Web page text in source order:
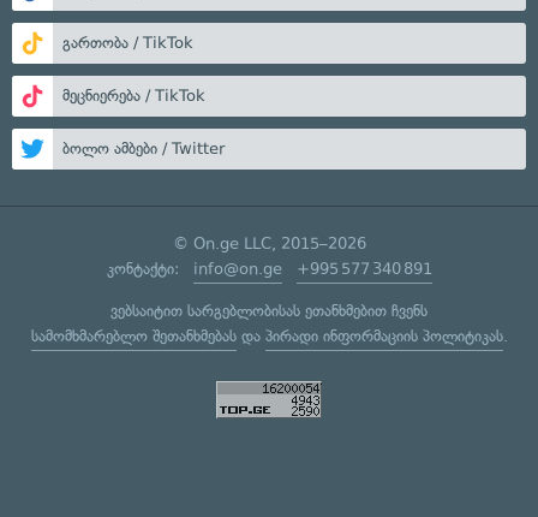
გართობა / TikTok
მეცნიერება / TikTok
ბოლო ამბები / Twitter
© On.ge LLC, 2015–2026
კონტაქტი: info@on.ge +995 577 340 891
ვებსაიტით სარგებლობისას ეთანხმებით ჩვენს
სამომხმარებლო შეთანხმებასდა პირადი ინფორმაციის პოლიტიკას.